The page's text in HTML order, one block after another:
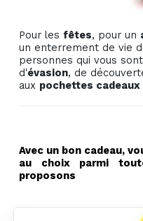
Pour les fêtes, pour un
un enterrement de vie
personnes qui vous
d'évasion, de
aux pochettes cadeaux
Avec un bon cadeau,
au choix parmi
proposons